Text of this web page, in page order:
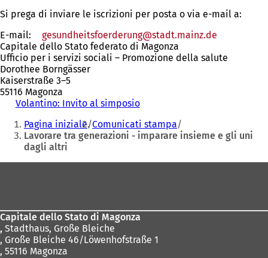
Si prega di inviare le iscrizioni per posta o via e-mail a:
E-mail:
gesundheitsfoerderung stadt.mainz de
Capitale dello Stato federato di Magonza
Ufficio per i servizi sociali – Promozione della salute
Dorothee Borngässer
Kaiserstraße 3–5
55116 Magonza
Volantino: Invito al simposio
Siete
qui:
Pagina iniziale Comunicati stampa
Lavorare tra generazioni - imparare insieme e gli uni
dagli altri
Capitale dello Stato di Magonza
, Stadthaus, Große Bleiche
, Große Bleiche 46/Löwenhofstraße 1
, 55116 Magonza